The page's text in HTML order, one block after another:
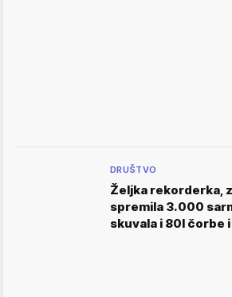
DRUŠTVO
Željka rekorderka,
spremila 3.000
skuvala i 80l čorbe